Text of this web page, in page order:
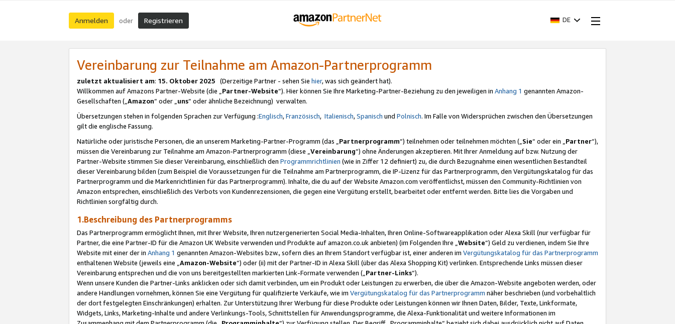
Anmelden oder Registrieren DE
Vereinbarung zur Teilnahme am Amazon-Partnerprogramm
zuletzt aktualisiert am: 15. Oktober 2025 (Derzeitige Partner - sehen Sie hier, was sich geändert hat).
Willkommen auf Amazons Partner-Website (die „Partner-Website“). Hier können Sie Ihre Marketing-Partner-Beziehung zu den jeweiligen in Anhang 1 genannten Amazon-
Gesellschaften („Amazon“ oder „uns“ oder ähnliche Bezeichnung) verwalten.
Übersetzungen stehen in folgenden Sprachen zur Verfügung :Englisch,Französisch, Italienisch,Spanisch und Polnisch. Im Falle von Widersprüchen zwischen den Übersetzungen
gilt die englische Fassung.
Natürliche oder juristische Personen, die an unserem Marketing-Partner-Programm (das „Partnerprogramm“) teilnehmen oder teilnehmen möchten („Sie“ oder ein „Partner“),
müssen die Vereinbarung zur Teilnahme am Amazon-Partnerprogramm (diese „Vereinbarung“) ohne Änderungen akzeptieren. Mit Ihrer Anmeldung auf bzw. Nutzung der
Partner-Website stimmen Sie dieser Vereinbarung, einschließlich den Programmrichtlinien (wie in Ziffer 12 definiert) zu, die durch Bezugnahme einen wesentlichen Bestandteil
dieser Vereinbarung bilden (zum Beispiel die Voraussetzungen für die Teilnahme am Partnerprogramm, die IP-Lizenz für das Partnerprogramm, den Vergütungskatalog für das
Partnerprogramm und die Markenrichtlinien für das Partnerprogramm). Inhalte, die du auf der Website Amazon.com veröffentlichst, müssen den Community-Richtlinien von
Amazon entsprechen, einschließlich des Verbots von Kundenrezensionen, die gegen eine Vergütung erstellt, bearbeitet oder entfernt werden. Bitte lies die Vorgaben und
Richtlinien sorgfältig durch.
1.Beschreibung des Partnerprogramms
Das Partnerprogramm ermöglicht Ihnen, mit Ihrer Website, Ihren nutzergenerierten Social Media-Inhalten, Ihren Online-Softwareapplikation oder Alexa Skill (nur verfügbar für
Partner, die eine Partner-ID für die Amazon UK Website verwenden und Produkte auf amazon.co.uk anbieten) (im Folgenden Ihre „ Website“) Geld zu verdienen, indem Sie Ihre
Website mit einer der in Anhang 1 genannten Amazon-Websites bzw., sofern dies an Ihrem Standort verfügbar ist, einer anderen im Vergütungskatalog für das Partnerprogramm
enthaltenen Website (jeweils eine „ Amazon-Website“) oder (ii) mit der Partner-ID in Alexa Skill (über das Alexa Shopping Kit) verlinken. Entsprechende Links müssen dieser
Vereinbarung entsprechen und die von uns bereitgestellten markierten Link-Formate verwenden („ Partner-Links“).
Wenn unsere Kunden die Partner-Links anklicken oder sich damit verbinden, um ein Produkt oder Leistungen zu erwerben, die über die Amazon-Website angeboten werden, oder
andere Handlungen vornehmen, können Sie eine Vergütung für qualifizierte Verkäufe, wie im Vergütungskatalog für das Partnerprogramm näher beschrieben (und vorbehaltlich
der dort festgelegten Einschränkungen) erhalten. Zur Unterstützung Ihrer Werbung für diese Produkte oder Leistungen können wir Ihnen Daten, Bilder, Texte, Linkformate,
Widgets, Links, Marketing-Inhalte und andere Verlinkungs-Tools, Schnittstellen für Anwendungsprogramme, die Alexa-Funktionalität und weitere Informationen im